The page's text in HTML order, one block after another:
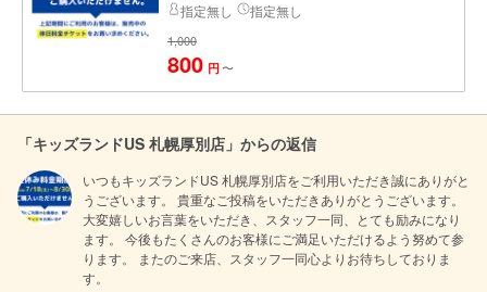
指定無し 指定無し
1,000
800 円 〜
「キッズランドUS 札幌厚別店」からの返信
いつもキッズランドUS 札幌厚別店をご利用いただき誠にありがと
うございます。 貴重なご投稿をいただきありがとうございます。
大変嬉しいお言葉をいただき、スタッフ一同、とても励みになり
ます。 今後もたくさんのお客様にご満足いただけるよう努めて参
ります。 またのご来店、スタッフ一同心よりお待ちしておりま
す。